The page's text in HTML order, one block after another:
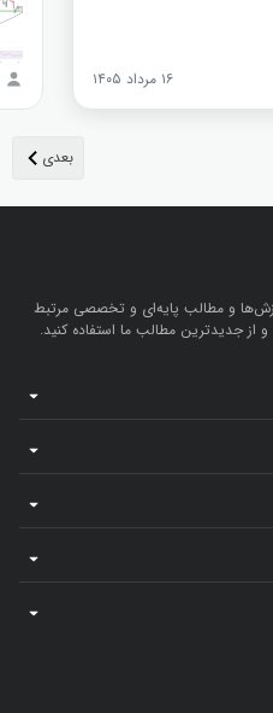
۱۶ مرداد ۱۴۰۵
و مطالب پایه‌ای و تخصصی مرتبط
از جدیدترین مطالب ما استفاده کنید.